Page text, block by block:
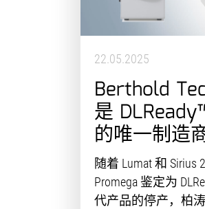
22.05.2025
Berthold
是
的唯一制造
随着 Lumat 和
Promega 鉴定为
代产品的停产，柏